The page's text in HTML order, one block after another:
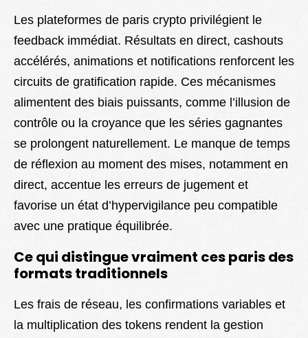
Les plateformes de paris crypto privilégient le
feedback immédiat. Résultats en direct, cashouts
accélérés, animations et notifications renforcent les
circuits de gratification rapide. Ces mécanismes
alimentent des biais puissants, comme l’illusion de
contrôle ou la croyance que les séries gagnantes
se prolongent naturellement. Le manque de temps
de réflexion au moment des mises, notamment en
direct, accentue les erreurs de jugement et
favorise un état d’hypervigilance peu compatible
avec une pratique équilibrée.
Ce qui distingue vraiment ces paris des
formats traditionnels
Les frais de réseau, les confirmations variables et
la multiplication des tokens rendent la gestion